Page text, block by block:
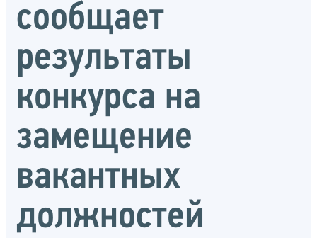
сообщает
результаты
конкурса на
замещение
вакантных
должностей